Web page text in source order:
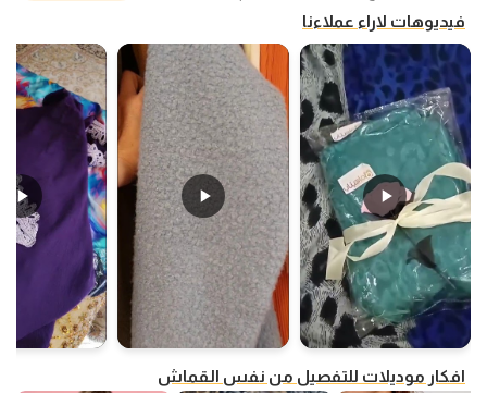
فيديوهات لاراء عملاءنا
افكار موديلات للتفصيل من نفس القماش